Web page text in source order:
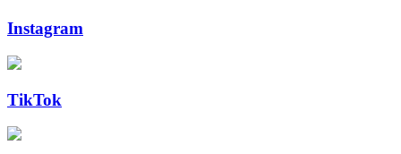
Instagram
TikTok